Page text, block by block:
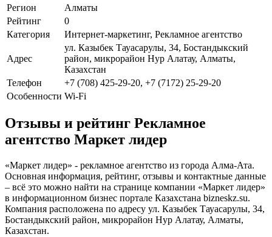
Регион
Алматы
Рейтинг
0
Категория
Интернет-маркетинг, Рекламное агентство
Адрес
ул. Казыбек Тауасарулы, 34, Бостандыкский
район, микрорайон Нур Алатау, Алматы,
Казахстан
Телефон
+7 (708) 425-29-20, +7 (7172) 25-29-20
Особенности Wi-Fi
Отзывы и рейтинг Рекламное
агентство Маркет лидер
«Маркет лидер» - рекламное агентство из города Алма-Ата.
Основная информация, рейтинг, отзывы и контактные данные
– всё это можно найти на странице компании «Маркет лидер»
в информационном бизнес портале Казахстана bizneskz.su.
Компания расположена по адресу ул. Казыбек Тауасарулы, 34,
Бостандыкский район, микрорайон Нур Алатау, Алматы,
Казахстан.